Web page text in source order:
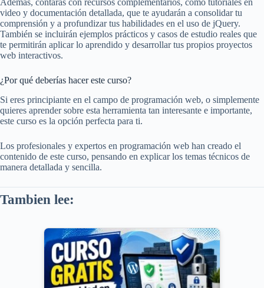
Además, contarás con recursos complementarios, como tutoriales en
video y documentación detallada, que te ayudarán a consolidar tu
comprensión y a profundizar tus habilidades en el uso de jQuery.
También se incluirán ejemplos prácticos y casos de estudio reales que
te permitirán aplicar lo aprendido y desarrollar tus propios proyectos
web interactivos.
¿Por qué deberías hacer este curso?
Si eres principiante en el campo de programación web, o simplemente
quieres aprender sobre esta herramienta tan interesante e importante,
este curso es la opción perfecta para ti.
Los profesionales y expertos en programación web han creado el
contenido de este curso, pensando en explicar los temas técnicos de
manera detallada y sencilla.
Tambien lee: